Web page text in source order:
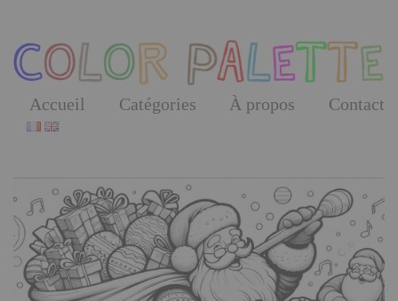
the
content
Accueil Catégories À propos Contact